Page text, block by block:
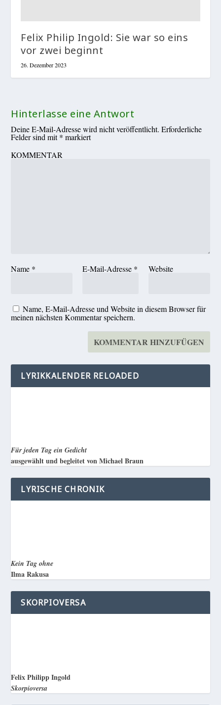
Felix Philip Ingold: Sie war so eins
vor zwei beginnt
26. Dezember 2023
Hinterlasse eine Antwort
Deine E-Mail-Adresse wird nicht veröffentlicht. Erforderliche
Felder sind mit* markiert
KOMMENTAR
Name * E-Mail-Adresse * Website
Name, E-Mail-Adresse und Website in diesem Browser für
meinen nächsten Kommentar speichern.
LYRIKKALENDER RELOADED
Für jeden Tag ein Gedicht
ausgewählt und begleitet von Michael Braun
LYRISCHE CHRONIK
Kein Tag ohne
Ilma Rakusa
SKORPIOVERSA
Felix Philipp Ingold
Skorpioversa